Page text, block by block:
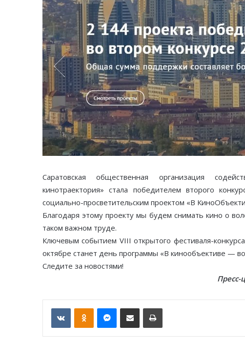
Саратовская общественная организация
кинотраектория» стала победителем второго
социально-просветительским проектом «В
Благодаря этому проекту мы будем снимать кино о
таком важном труде.
Ключевым событием VIII открытого фестиваля-
октябре станет день программы «В кинообъективе —
Следите за новостями!
Пресс-
VKontakte